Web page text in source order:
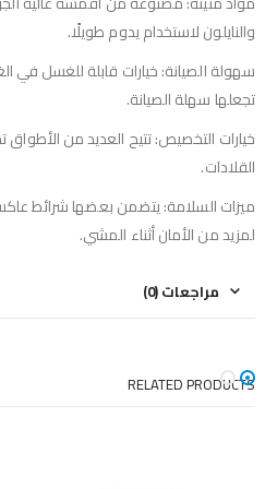
والنايلون لاستخدام يدوم طويلًا.
سهولة الصيانة: خيارات قابلة للغسل في
تجعلها سهلة الصيانة.
خيارات التخصيص: تتيح العديد من الأطواق
القلادات.
ميزات السلامة: يتضمن بعضها شرائط
لمزيد من الأمان أثناء المشي.
مراجعات (0)
RELATED PRODUCTS